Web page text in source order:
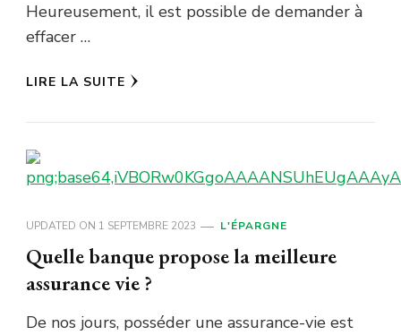
Heureusement, il est possible de demander à
effacer …
LIRE LA SUITE
UPDATED ON 1 SEPTEMBRE 2023 L'ÉPARGNE
Quelle banque propose la meilleure
assurance vie ?
De nos jours, posséder une assurance-vie est